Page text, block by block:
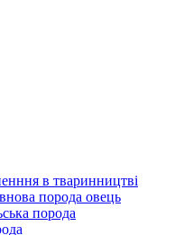
в тваринництві
порода овець
порода